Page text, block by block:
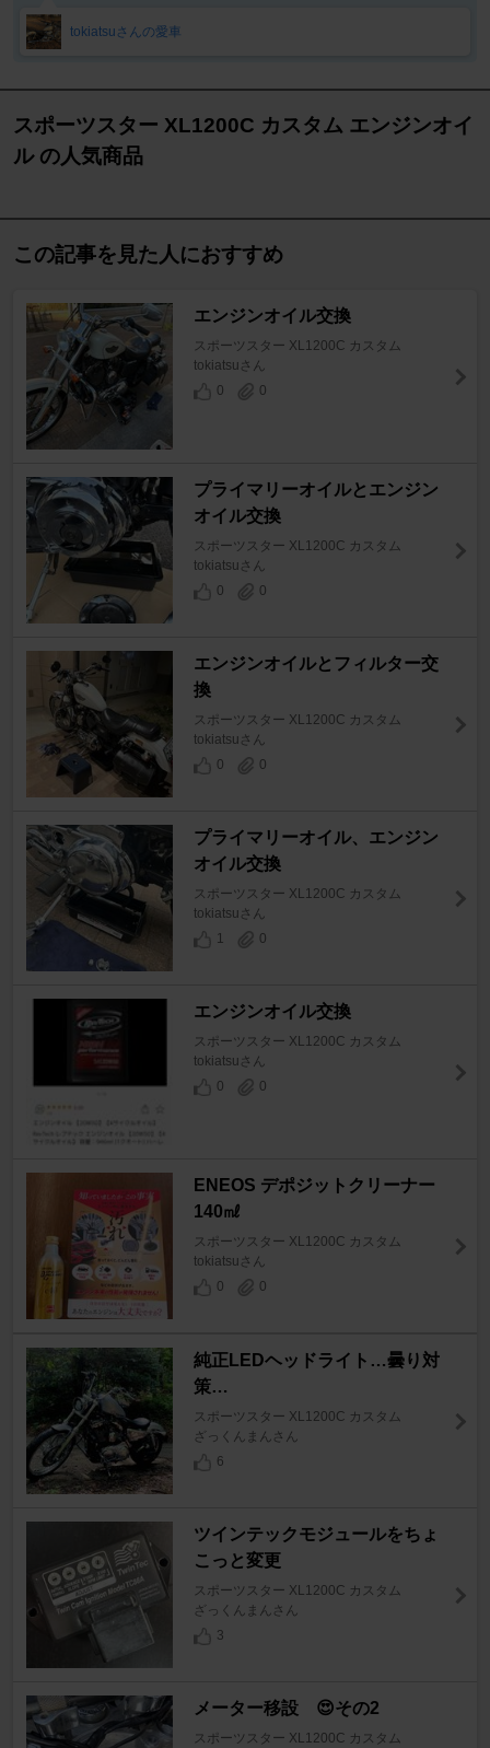
tokiatsuさんの愛車
スポーツスター XL1200C カスタム エンジンオイ
ル の人気商品
この記事を見た人におすすめ
エンジンオイル交換
スポーツスター XL1200C カスタム
tokiatsuさん
0
0
プライマリーオイルとエンジン
オイル交換
スポーツスター XL1200C カスタム
tokiatsuさん
0
0
エンジンオイルとフィルター交
換
スポーツスター XL1200C カスタム
tokiatsuさん
0
0
プライマリーオイル、エンジン
オイル交換
スポーツスター XL1200C カスタム
tokiatsuさん
1
0
エンジンオイル交換
スポーツスター XL1200C カスタム
tokiatsuさん
0
0
ENEOS デポジットクリーナー
140㎖
スポーツスター XL1200C カスタム
tokiatsuさん
0
0
純正LEDヘッドライト…曇り対
策…
スポーツスター XL1200C カスタム
ざっくんまんさん
6
ツインテックモジュールをちょ
こっと変更
スポーツスター XL1200C カスタム
ざっくんまんさん
3
メーター移設 😍その2
スポーツスター XL1200C カスタム